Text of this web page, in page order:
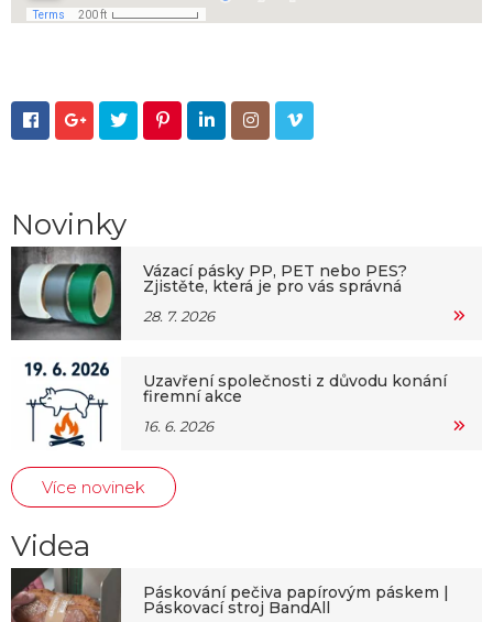
      
Novinky
Vázací pásky PP, PET nebo PES?
Zjistěte, která je pro vás správná
28. 7. 2026
Uzavření společnosti z důvodu konání
firemní akce
16. 6. 2026
Více novinek
Videa
Páskování pečiva papírovým páskem |
Páskovací stroj BandAll